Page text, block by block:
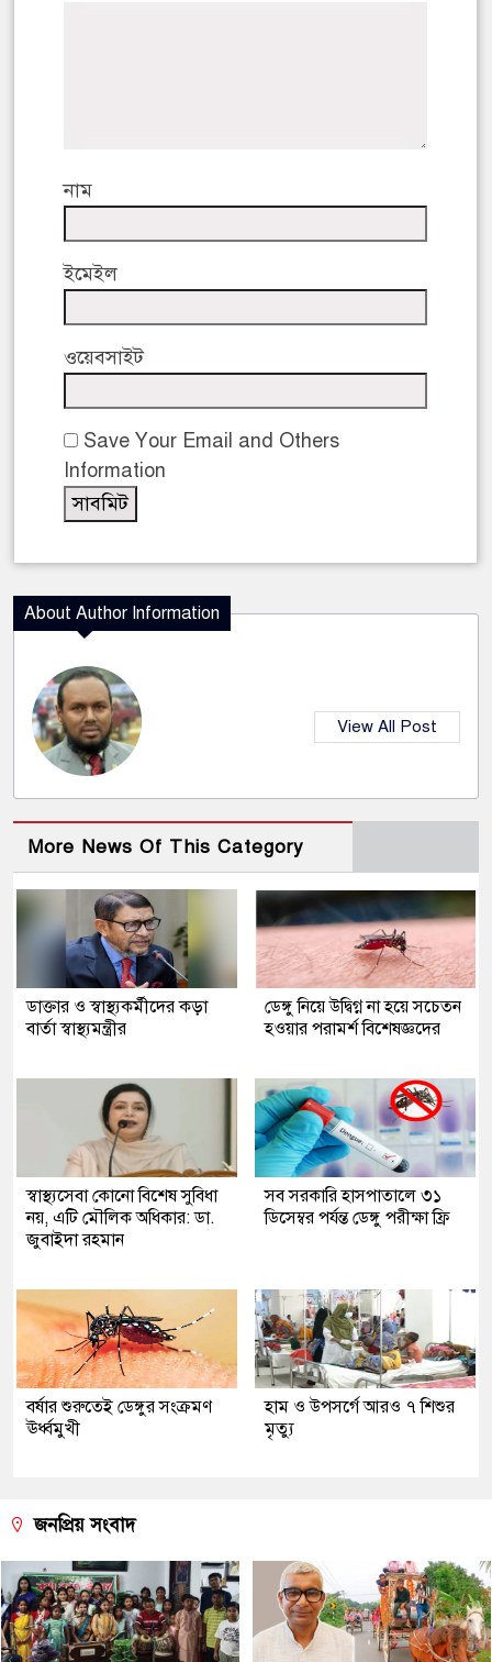
নাম
ইমেইল
ওয়েবসাইট
Save Your Email and Others
Information
About Author Information
View All Post
More News Of This Category
ডাক্তার ও স্বাস্থ্যকর্মীদের কড়া
বার্তা স্বাস্থ্যমন্ত্রীর
ডেঙ্গু নিয়ে উদ্বিগ্ন না হয়ে সচেতন
হওয়ার পরামর্শ বিশেষজ্ঞদের
স্বাস্থ্যসেবা কোনো বিশেষ সুবিধা
নয়, এটি মৌলিক অধিকার: ডা.
জুবাইদা রহমান
সব সরকারি হাসপাতালে ৩১
ডিসেম্বর পর্যন্ত ডেঙ্গু পরীক্ষা ফ্রি
বর্ষার শুরুতেই ডেঙ্গুর সংক্রমণ
ঊর্ধ্বমুখী
হাম ও উপসর্গে আরও ৭ শিশুর
মৃত্যু
জনপ্রিয় সংবাদ